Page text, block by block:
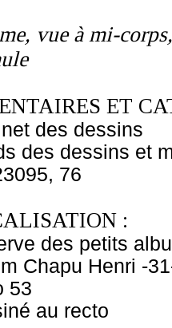
vue à mi-
ET
des dessins
des dessins et
76
:
des petits
Chapu Henri -
53
au recto